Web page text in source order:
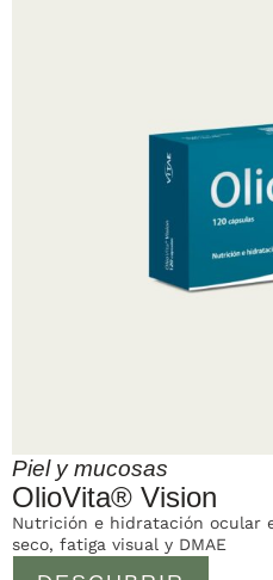
Piel y mucosas
OlioVita® Vision
Nutrición e hidratación ocular
seco, fatiga visual y DMAE